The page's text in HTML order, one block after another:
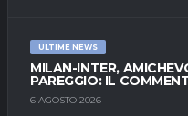
ULTIME NEWS
MILAN-INTER,
PAREGGIO: IL
6 AGOSTO 2026